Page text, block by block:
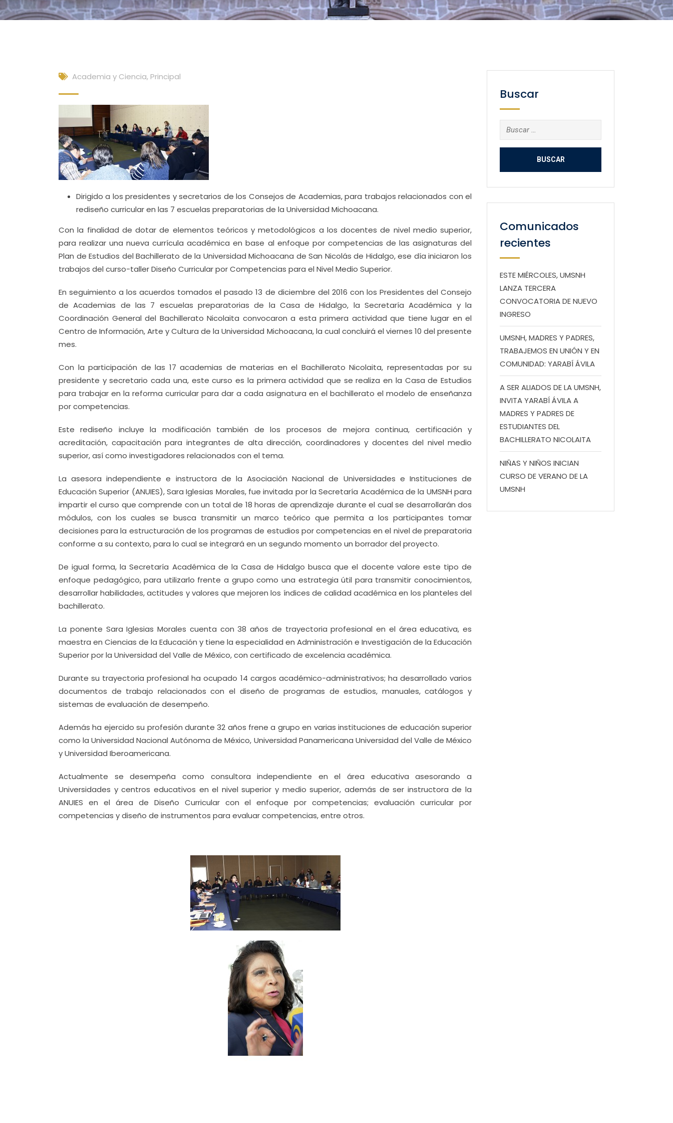
Academia y Ciencia, Principal
Dirigido a los presidentes y secretarios de los Consejos de Academias, para trabajos relacionados con el
rediseño curricular en las 7 escuelas preparatorias de la Universidad Michoacana.
Con la finalidad de dotar de elementos teóricos y metodológicos a los docentes de nivel medio superior,
para realizar una nueva currícula académica en base al enfoque por competencias de las asignaturas del
Plan de Estudios del Bachillerato de la Universidad Michoacana de San Nicolás de Hidalgo, ese día iniciaron los
trabajos del curso-taller Diseño Curricular por Competencias para el Nivel Medio Superior.
En seguimiento a los acuerdos tomados el pasado 13 de diciembre del 2016 con los Presidentes del Consejo
de Academias de las 7 escuelas preparatorias de la Casa de Hidalgo, la Secretaría Académica y la
Coordinación General del Bachillerato Nicolaita convocaron a esta primera actividad que tiene lugar en el
Centro de Información, Arte y Cultura de la Universidad Michoacana, la cual concluirá el viernes 10 del presente
mes.
Con la participación de las 17 academias de materias en el Bachillerato Nicolaita, representadas por su
presidente y secretario cada una, este curso es la primera actividad que se realiza en la Casa de Estudios
para trabajar en la reforma curricular para dar a cada asignatura en el bachillerato el modelo de enseñanza
por competencias.
Este rediseño incluye la modificación también de los procesos de mejora continua, certificación y
acreditación, capacitación para integrantes de alta dirección, coordinadores y docentes del nivel medio
superior, así como investigadores relacionados con el tema.
La asesora independiente e instructora de la Asociación Nacional de Universidades e Instituciones de
Educación Superior (ANUIES), Sara Iglesias Morales, fue invitada por la Secretaría Académica de la UMSNH para
impartir el curso que comprende con un total de 18 horas de aprendizaje durante el cual se desarrollarán dos
módulos, con los cuales se busca transmitir un marco teórico que permita a los participantes tomar
decisiones para la estructuración de los programas de estudios por competencias en el nivel de preparatoria
conforme a su contexto, para lo cual se integrará en un segundo momento un borrador del proyecto.
De igual forma, la Secretaría Académica de la Casa de Hidalgo busca que el docente valore este tipo de
enfoque pedagógico, para utilizarlo frente a grupo como una estrategia útil para transmitir conocimientos,
desarrollar habilidades, actitudes y valores que mejoren los índices de calidad académica en los planteles del
bachillerato.
La ponente Sara Iglesias Morales cuenta con 38 años de trayectoria profesional en el área educativa, es
maestra en Ciencias de la Educación y tiene la especialidad en Administración e Investigación de la Educación
Superior por la Universidad del Valle de México, con certificado de excelencia académica.
Durante su trayectoria profesional ha ocupado 14 cargos académico-administrativos; ha desarrollado varios
documentos de trabajo relacionados con el diseño de programas de estudios, manuales, catálogos y
sistemas de evaluación de desempeño.
Además ha ejercido su profesión durante 32 años frene a grupo en varias instituciones de educación superior
como la Universidad Nacional Autónoma de México, Universidad Panamericana Universidad del Valle de México
y Universidad Iberoamericana.
Actualmente se desempeña como consultora independiente en el área educativa asesorando a
Universidades y centros educativos en el nivel superior y medio superior, además de ser instructora de la
ANUIES en el área de Diseño Curricular con el enfoque por competencias; evaluación curricular por
competencias y diseño de instrumentos para evaluar competencias, entre otros.
Buscar
Buscar:
Comunicados
recientes
ESTE MIÉRCOLES, UMSNH
LANZA TERCERA
CONVOCATORIA DE NUEVO
INGRESO
UMSNH, MADRES Y PADRES,
TRABAJEMOS EN UNIÓN Y EN
COMUNIDAD: YARABÍ ÁVILA
A SER ALIADOS DE LA UMSNH,
INVITA YARABÍ ÁVILA A
MADRES Y PADRES DE
ESTUDIANTES DEL
BACHILLERATO NICOLAITA
NIÑAS Y NIÑOS INICIAN
CURSO DE VERANO DE LA
UMSNH